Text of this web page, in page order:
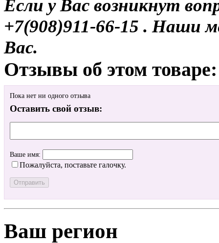
Если у Вас возникнут
+7(908)911-66-15 . Наши
Вас.
Отзывы об этом товаре:
Пока нет ни одного отзыва
Оставить свой отзыв:
Ваше имя:
Пожалуйста, поставьте галочку.
Ваш регион